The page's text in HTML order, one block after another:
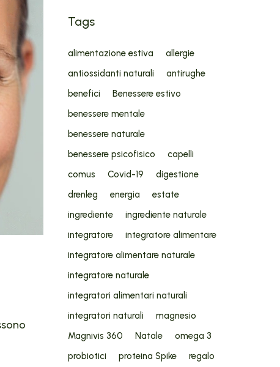
Tags
alimentazione estiva
allergie
antiossidanti naturali
antirughe
benefici
Benessere estivo
benessere mentale
benessere naturale
benessere psicofisico
capelli
comus
Covid-19
digestione
drenleg
energia
estate
ingrediente
ingrediente naturale
integratore
integratore alimentare
integratore alimentare naturale
integratore naturale
integratori alimentari naturali
integratori naturali
magnesio
Magnivis 360
Natale
omega 3
probiotici
proteina Spike
regalo